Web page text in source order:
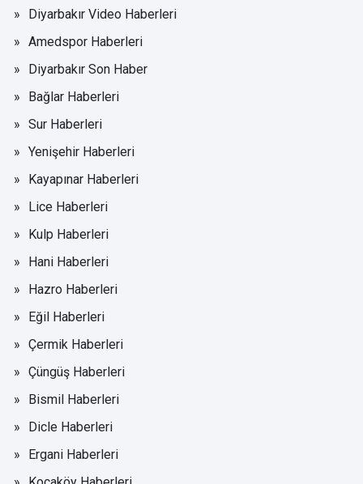
Diyarbakır Video Haberleri
Amedspor Haberleri
Diyarbakır Son Haber
Bağlar Haberleri
Sur Haberleri
Yenişehir Haberleri
Kayapınar Haberleri
Lice Haberleri
Kulp Haberleri
Hani Haberleri
Hazro Haberleri
Eğil Haberleri
Çermik Haberleri
Çüngüş Haberleri
Bismil Haberleri
Dicle Haberleri
Ergani Haberleri